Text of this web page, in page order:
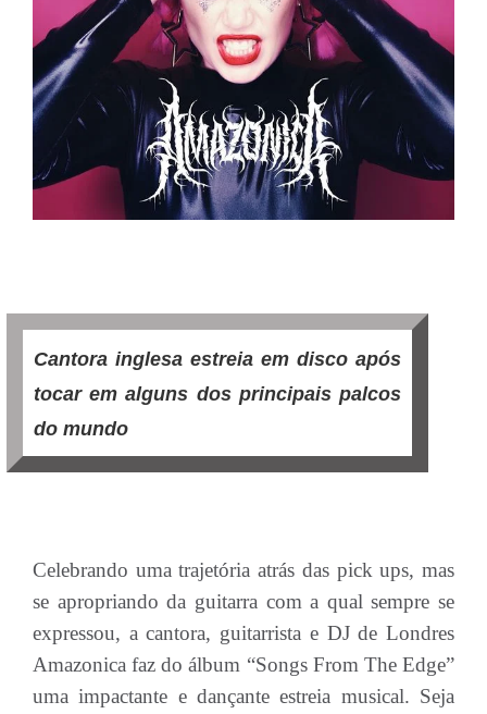
Cantora inglesa estreia em disco após
tocar em alguns dos principais palcos
do mundo
Celebrando uma trajetória atrás das pick ups, mas
se apropriando da guitarra com a qual sempre se
expressou, a cantora, guitarrista e DJ de Londres
Amazonica faz do álbum “Songs From The Edge”
uma impactante e dançante estreia musical. Seja